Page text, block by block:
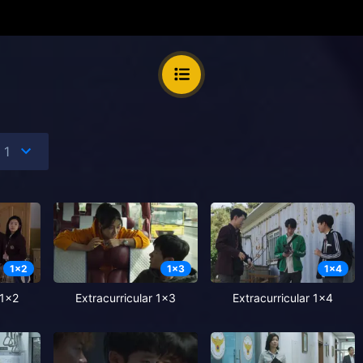
1x2 1x3
Extracurricular 1x3
1x4
Extracurricular 1x4